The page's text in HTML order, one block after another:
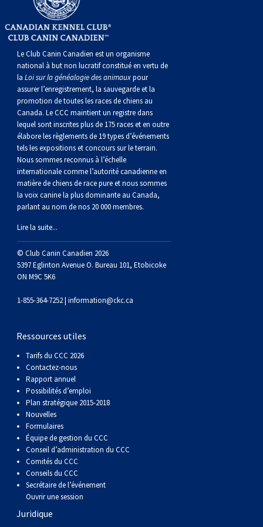
Berger anglais
Berger polonais de plaine
Berger portugais
Puli
Schapendoes néerlandais
Berger Shetland
Chien d’eau espagnol
Vallhund suédois
Corgi gallois (Cardigan)
Corgi gallois (Pembroke)
Pumi
Lapphund suédois
Chien Ibizan
Lévrier irlandais
Norrbottenspets
Elkhound norvégien
Lundehund norvégien
Otterhound
Petit basset griffon vendéen
Pharaoh Hound
Rhodesian ridgeback
Lévrier persan
Shikoku
Whippet
Chien nu du Pérou (Perro Sin Pelo Del Peru)
Terrier tibétain
Xoloitzcuintli (moyen)
Xoloïtzcuintli (standard)
Setter irlandais
Épagneul cocker américain
Épagneul d’eau américain
Épagneul bleu de Picardie
Épagneul breton
Épagneul Clumber
Épagneul cocker anglais
Épagneul springer anglais
Épagneul des champs
Épagneul français
Épagneul d’eau irlandais
Épagneul Sussex
Épagneul springer gallois
Spinone italiano
Vizsla à poil lisse
Vizsla à poil dur
Terrier de Norwich
Terrier du révérend Russell
Terrier chasseur de rat
Terrier Russell
Schnauzer (nain)
Terrier écossais
Terrier Sealyham
Terrier Skye
Terrier wheaten à poil doux
Bull terrier du Staffordshire
Terrier gallois
Terrier blanc du West Highland
Caniche (nain)
Carlin
Petit chien russe
Terrier à poil soyeux
Fox terrier miniature
Terrier de Manchester nain
Xoloitzcuintli (nain)
Terrier du Yorkshire
Grand bouvier suisse
Chien du Groenland
Hovawart
Chien d’ours de Carélie
Komondor
Kuvasz
Leonberger
Mastiff
Mâtin napolitain
Terre-Neuve
Chien d’eau portugais
Rottweiler
Samoyède
Schnauzer (géant)
Schnauzer (standard)
Husky sibérien
Top Dogs
Le Club Canin Canadien est un organisme
national à but non lucratif constitué en vertu de
la Loi sur la généalogie des animauxpour
assurer l’enregistrement, la sauvegarde et la
promotion de toutes les races de chiens au
Canada. Le CCC maintient un registre dans
lequel sont inscrites plus de 175 races et en outre
élabore les règlements de 19 types d’événements
tels les expositions et concours sur le terrain.
Nous sommes reconnus à l’échelle
internationale comme l’autorité canadienne en
matière de chiens de race pure et nous sommes
la voix canine la plus dominante au Canada,
parlant au nom de nos 20 000 membres.
Lire la suite...
© Club Canin Canadien 2026
5397 Eglinton Avenue O. Bureau 101, Etobicoke
ON M9C 5K6
1-855-364-7252 | information@ckc.ca
Ressources utiles
Tarifs du CCC 2026
Contactez-nous
Rapport annuel
Possibilités d’emploi
Plan stratégique 2015-2018
Nouvelles
Formulaires
Équipe de gestion du CCC
Conseil d’administration du CCC
Comités du CCC
Conseils du CCC
Secrétaire de l’événement
Ouvrir une session
Juridique